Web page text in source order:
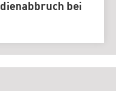
bei